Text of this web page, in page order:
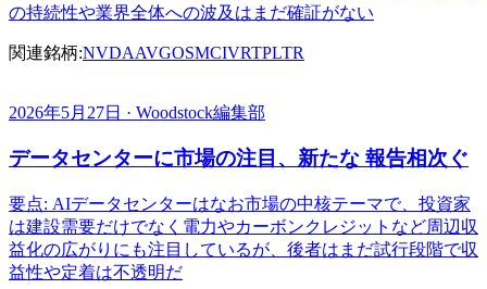
の持続性や業界全体への波及はまだ確証がない
関連銘柄:NVDAAVGOSMCIVRTPLTR
2026年5月27日 · Woodstock編集部
データセンターに市場の注目、新たな 報告相次ぐ
要点: AIデータセンターはなお市場の中核テーマで、投資家
は建設需要だけでなく電力やカーボンクレジットなど周辺収
益化の広がりにも注目しているが、後者はまだ試行段階で収
益性や定着は不透明だ